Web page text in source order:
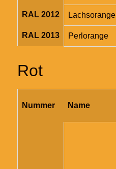
RAL 2012 Lachsorange
RAL 2013 Perlorange
Rot
Nummer Name